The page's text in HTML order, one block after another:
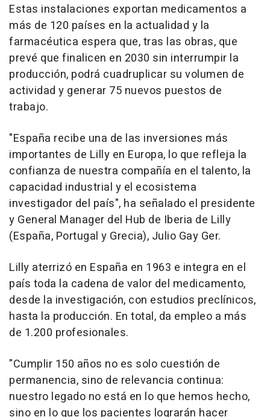
Estas instalaciones exportan medicamentos a
más de 120 países en la actualidad y la
farmacéutica espera que, tras las obras, que
prevé que finalicen en 2030 sin interrumpir la
producción, podrá cuadruplicar su volumen de
actividad y generar 75 nuevos puestos de
trabajo.
"España recibe una de las inversiones más
importantes de Lilly en Europa, lo que refleja la
confianza de nuestra compañía en el talento, la
capacidad industrial y el ecosistema
investigador del país", ha señalado el presidente
y General Manager del Hub de Iberia de Lilly
(España, Portugal y Grecia), Julio Gay Ger.
Lilly aterrizó en España en 1963 e integra en el
país toda la cadena de valor del medicamento,
desde la investigación, con estudios preclínicos,
hasta la producción. En total, da empleo a más
de 1.200 profesionales.
"Cumplir 150 años no es solo cuestión de
permanencia, sino de relevancia continua:
nuestro legado no está en lo que hemos hecho,
sino en lo que los pacientes lograrán hacer